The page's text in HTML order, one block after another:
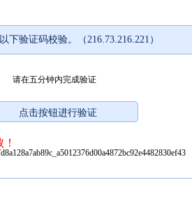
验证码校验。（216.73.216.221）
请在五分钟内完成验证